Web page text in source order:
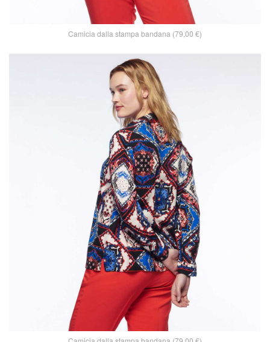
Camicia dalla stampa bandana (79,00 €)